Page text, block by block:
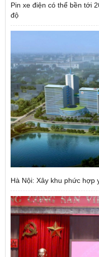
Pin xe điện có thể bền tới
độ
Hà Nội: Xây khu phức hợp